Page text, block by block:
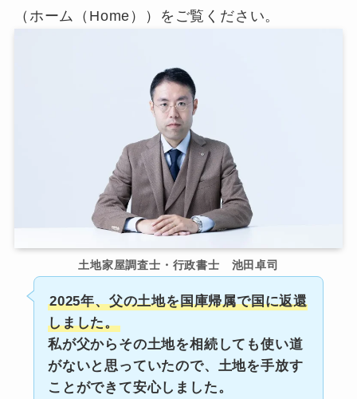
（ホーム（Home））をご覧ください。
土地家屋調査士・行政書士 池田卓司
2025年、父の土地を国庫帰属で国に返還
しました。
私が父からその土地を相続しても使い道
がないと思っていたので、土地を手放す
ことができて安心しました。